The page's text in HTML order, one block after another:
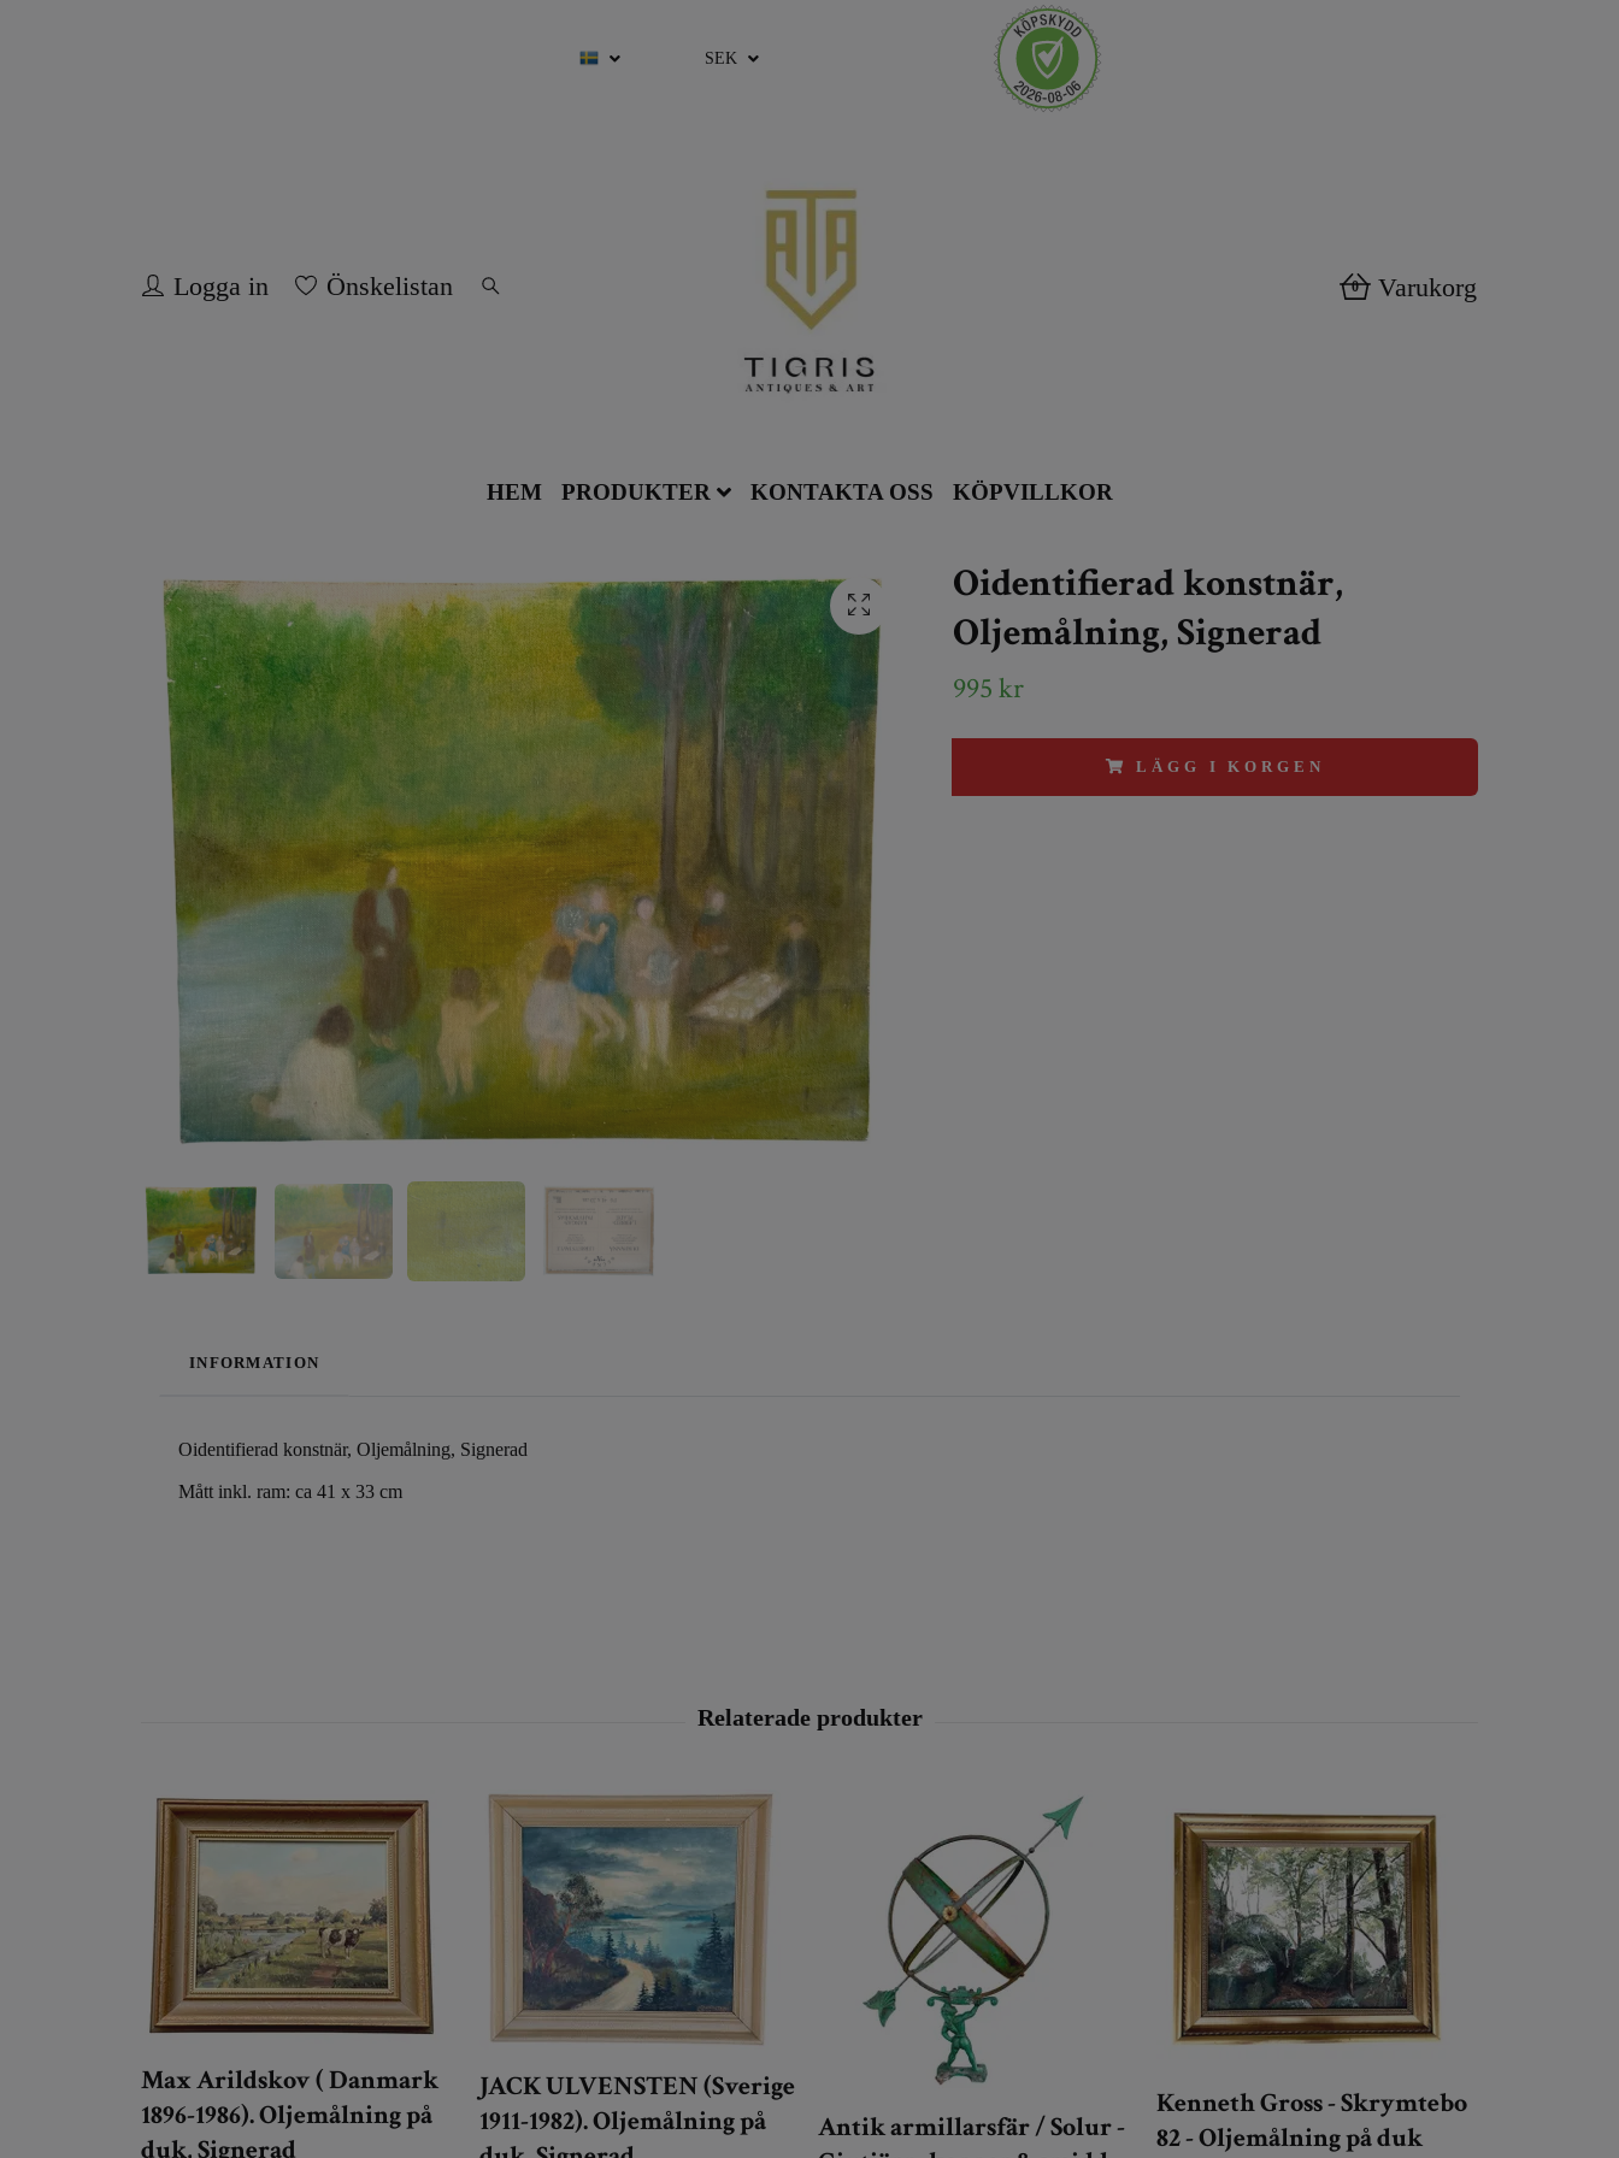
SEK
Logga in Önskelistan 0 Varukorg
HEM PRODUKTER KONTAKTA OSS KÖPVILLKOR
Oidentifierad konstnär,
Oljemålning, Signerad
995 kr
LÄGG I KORGEN
INFORMATION
Oidentifierad konstnär, Oljemålning, Signerad
Mått inkl. ram: ca 41 x 33 cm
Max Arildskov ( Danmark
1896-1986). Oljemålning på
duk, Signerad
JACK ULVENSTEN (Sverige
1911-1982). Oljemålning på
Antik armillarsfär / Solur -
Kenneth Gross - Skrymtebo
82 - Oljemålning på duk